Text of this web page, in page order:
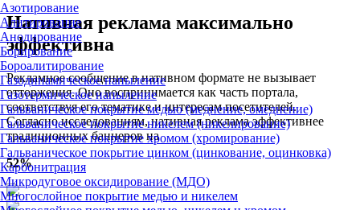
Азотирование
Алитирование
Анодирование
Борирование
Бороалитирование
Газодинамическое напыление
Газотермическое напыление
Гальваническое покрытие медью (меднение, омеднение)
Гальваническое покрытие никелем (никелирование)
Гальваническое покрытие хромом (хромирование)
Гальваническое покрытие цинком (цинкование, оцинковка)
Карбонитрация
Микродуговое оксидирование (МДО)
Многослойное покрытие медью и никелем
Нативная реклама максимально
эффективна
Рекламное сообщение в нативном формате не вызывает
отторжения. Оно воспринимается как часть портала,
соответствуя его тематике и интересам посетителей.
Согласно исследованиям, нативная реклама эффективнее
традиционных баннеров на
52%